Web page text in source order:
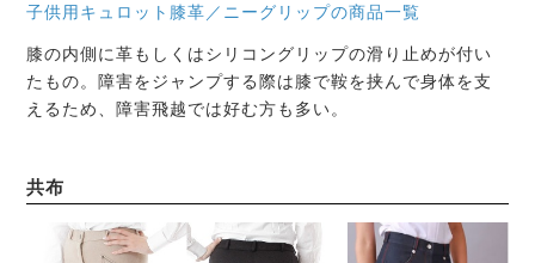
子供用キュロット膝革／ニーグリップの商品一覧
膝の内側に革もしくはシリコングリップの滑り止めが付い
たもの。障害をジャンプする際は膝で鞍を挟んで身体を支
えるため、障害飛越では好む方も多い。
共布